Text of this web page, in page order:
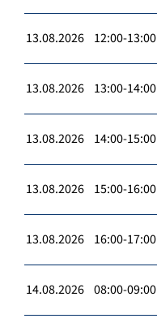
13.08.2026 12:00-13:00
13.08.2026 13:00-14:00
13.08.2026 14:00-15:00
13.08.2026 15:00-16:00
13.08.2026 16:00-17:00
14.08.2026 08:00-09:00